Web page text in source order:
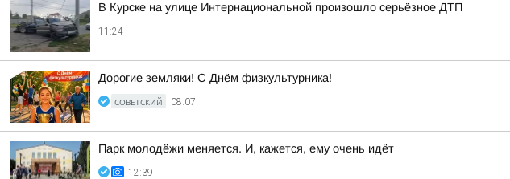
В Курске на улице Интернациональной произошло серьёзное ДТП
11:24
Дорогие земляки! С Днём физкультурника!
СОВЕТСКИЙ 08:07
Парк молодёжи меняется. И, кажется, ему очень идёт
12:39